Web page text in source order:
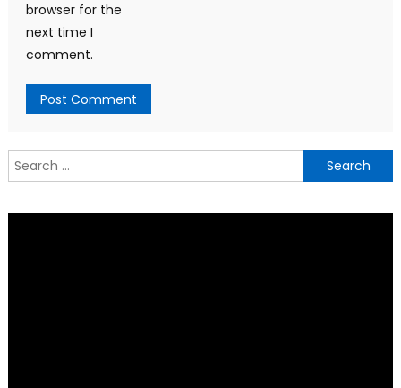
browser for the
next time I
comment.
Search
for: